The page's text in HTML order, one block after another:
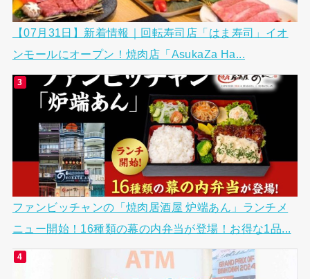
【07月31日】新着情報｜回転寿司店「はま寿司」イオ
ンモールにオープン！焼肉店「AsukaZa Ha...
ファンビッチャンの「焼肉居酒屋 炉端あん」ランチメ
ニュー開始！16種類の幕の内弁当が登場！お得な1品...